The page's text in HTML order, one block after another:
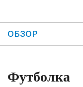
ОБЗОР
Футболка